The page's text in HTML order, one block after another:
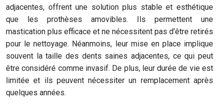
adjacentes, offrent une solution plus stable et esthétique
que les prothèses amovibles. Ils permettent une
mastication plus efficace et ne nécessitent pas d’être retirés
pour le nettoyage. Néanmoins, leur mise en place implique
souvent la taille des dents saines adjacentes, ce qui peut
être considéré comme invasif. De plus, leur durée de vie est
limitée et ils peuvent nécessiter un remplacement après
quelques années.